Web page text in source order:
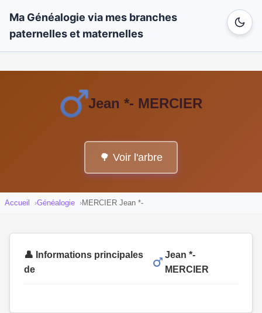
Ma Généalogie via mes branches
paternelles et maternelles
Jean *- MERCIER
🌳 Voir l'arbre
Accueil Généalogie MERCIER Jean *-
👤 Informations principales
de
Jean *-
MERCIER